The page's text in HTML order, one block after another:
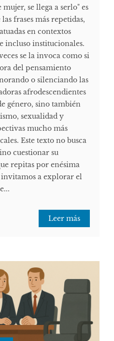
se llega a serlo" es
frases más repetidas,
en contextos
incluso institucionales.
se la invoca como si
del pensamiento
o silenciando las
afrodescendientes
género, sino también
sexualidad y
mucho más
Este texto no busca
cuestionar su
repitas por enésima
invitamos a explorar el
Leer más